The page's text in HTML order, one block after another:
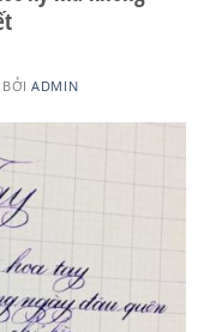
BỞIADMIN